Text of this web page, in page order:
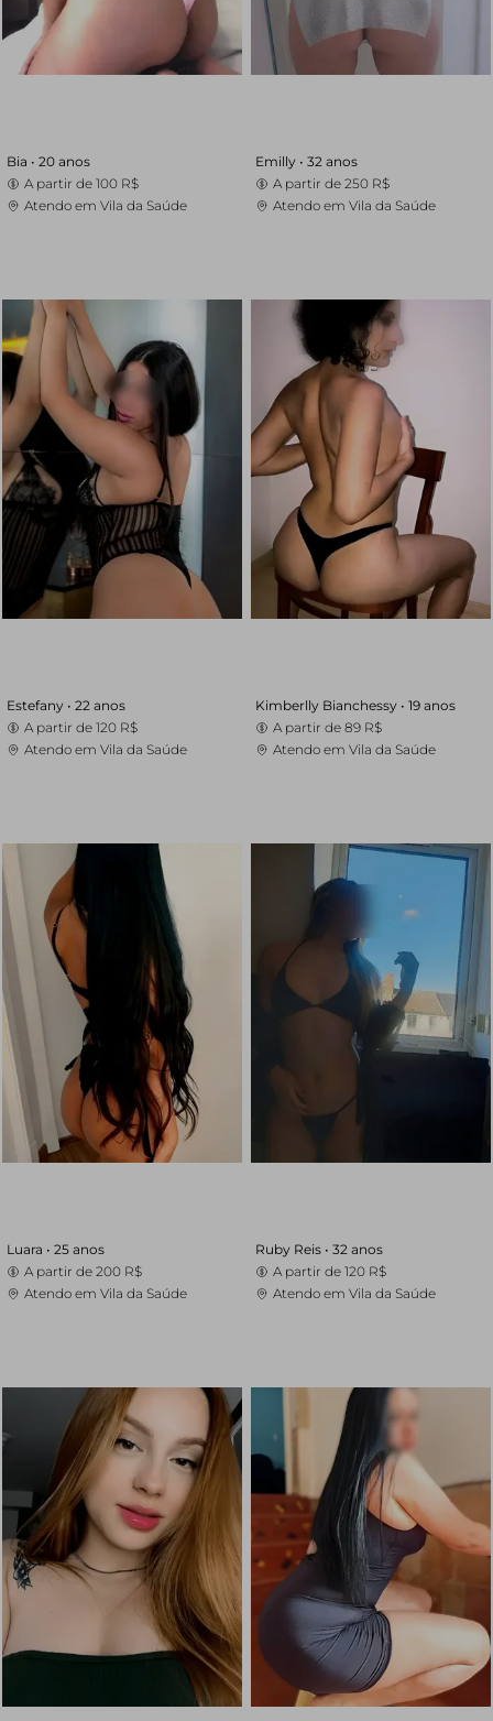
Bia • 20 anos
A partir de 100 R$
Atendo em Vila da Saúde
Emilly • 32 anos
A partir de 250 R$
Atendo em Vila da Saúde
Estefany • 22 anos
A partir de 120 R$
Atendo em Vila da Saúde
Kimberlly Bianchessy • 19 anos
A partir de 89 R$
Atendo em Vila da Saúde
Luara • 25 anos
A partir de 200 R$
Atendo em Vila da Saúde
Ruby Reis • 32 anos
A partir de 120 R$
Atendo em Vila da Saúde